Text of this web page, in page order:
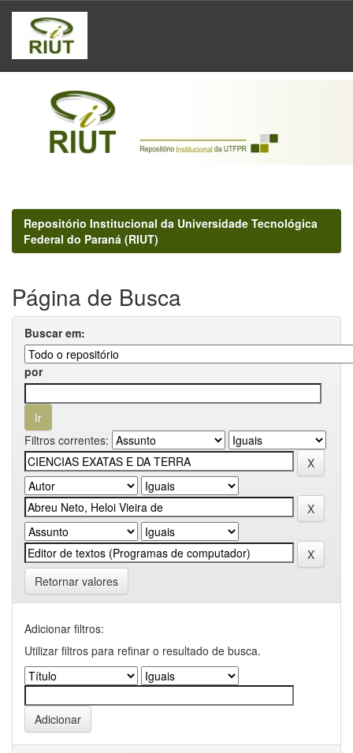
Skip
navigation
Repositório Institucional da Universidade Tecnológica
Federal do Paraná (RIUT)
Página de Busca
Buscar em:
por
Filtros correntes:
Retornar valores
Adicionar filtros:
Utilizar filtros para refinar o resultado de busca.